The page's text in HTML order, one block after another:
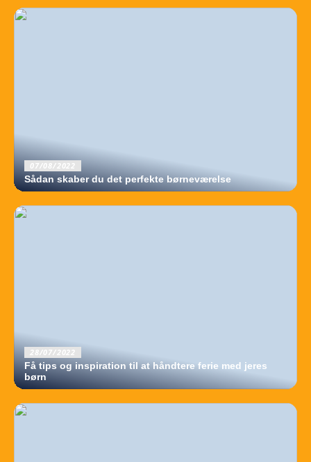
07/08/2022
Sådan skaber du det perfekte børneværelse
28/07/2022
Få tips og inspiration til at håndtere ferie med jeres
børn